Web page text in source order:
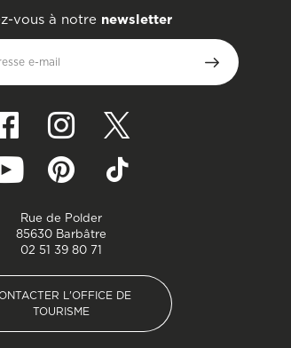
vous à notre newsletter
e-mail
Rue de Polder
85630 Barbâtre
02 51 39 80 71
L'OFFICE DE
TOURISME